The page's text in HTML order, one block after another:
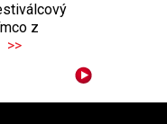
z
>>